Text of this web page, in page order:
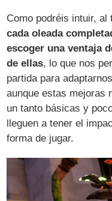
Como podréis intuir,
cada oleada
escoger una ventaja
de ellas, lo que nos
partida para
aunque estas mejoras
un tanto básicas y
lleguen a tener el
forma de jugar.